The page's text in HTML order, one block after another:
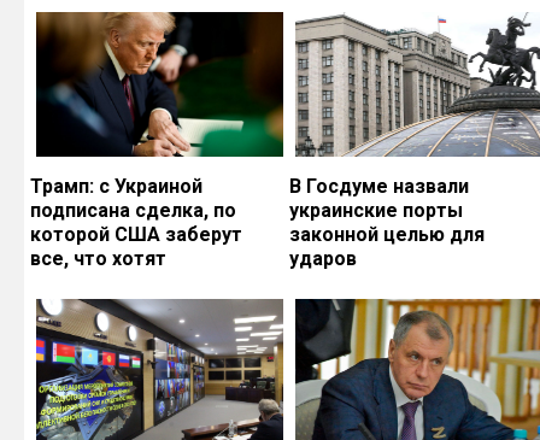
Трамп: с Украиной
подписана сделка, по
которой США заберут
все, что хотят
В Госдуме назвали
украинские порты
законной целью для
ударов